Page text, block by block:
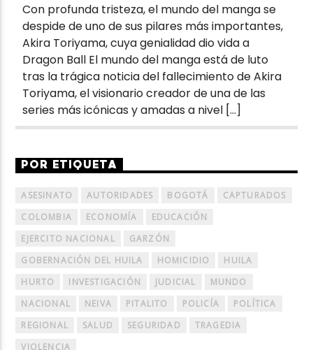
Con profunda tristeza, el mundo del manga se
despide de uno de sus pilares más importantes,
Akira Toriyama, cuya genialidad dio vida a
Dragon Ball El mundo del manga está de luto
tras la trágica noticia del fallecimiento de Akira
Toriyama, el visionario creador de una de las
series más icónicas y amadas a nivel […]
POR ETIQUETA
ASESINATO AUTORIDADES BOGOTÁ
CAPTURADOS
COLOMBIA
ECONOMÍA
EDUCACIÓN
EJERCITO NACIONAL
GARZÓN
GOBERNACIÓN DEL HUILA
HOMICIDIO
HUILA
HURTO
INVESTIGACIÓN JUDICIAL
MUNDO
NACIONAL
NEIVA PITALITO POLICÍA
POLÍTICA
REGIONAL
SALUD SEGURIDAD
TRAGEDIA
VIOLENCIA